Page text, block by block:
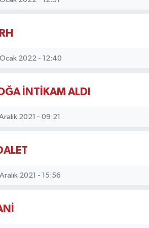
2022 - 12:40
İNTİKAM ALDI
2021 - 09:21
2021 - 15:56